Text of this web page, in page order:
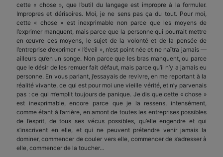
cette « chose », que l’outil du langage est impropre à la formuler.
Impropres et dérisoires. Moi, je ne sens pas ça du tout. Pour moi,
cette « chose » est inexprimable non parce que les moyens de
l’exprimer manquent, mais parce que la personne qui pourrait mettre
en œuvre ces moyens, le sujet de la volonté et de la pensée de
l’entreprise d’exprimer « l’éveil », n’est point née et ne naîtra jamais —
ailleurs qu’en un songe. Non parce que les bras manquent, ou parce
que le désir de les remuer fait défaut, mais parce qu’il n’y a jamais eu
personne. En vous parlant, j’essayais de revivre, en me reportant à la
réalité vivante, ce qui est pour moi une vieille vérité, et n’y parvenais
pas : ce qui m’emplit toujours de panique. Je dis que cette « chose »
est inexprimable, encore parce que je la ressens, intensément,
comme étant à l’arrière, en amont de toutes les entreprises possibles
de l’esprit, de tous ses vécus possibles, qu’elle engendre et qui
s’inscrivent en elle, et qui ne peuvent prétendre venir jamais la
dominer, commencer de couler vers elle, commencer de s’adresser à
elle, commencer de la toucher…